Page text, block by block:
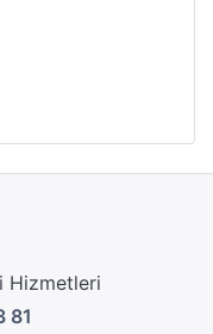
Hizmetleri
81